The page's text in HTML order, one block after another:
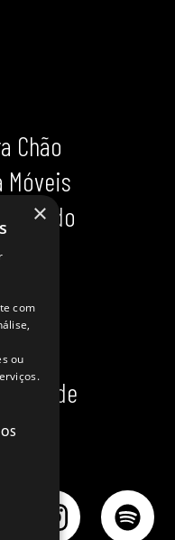
Chão
Móveis
×
com
ou